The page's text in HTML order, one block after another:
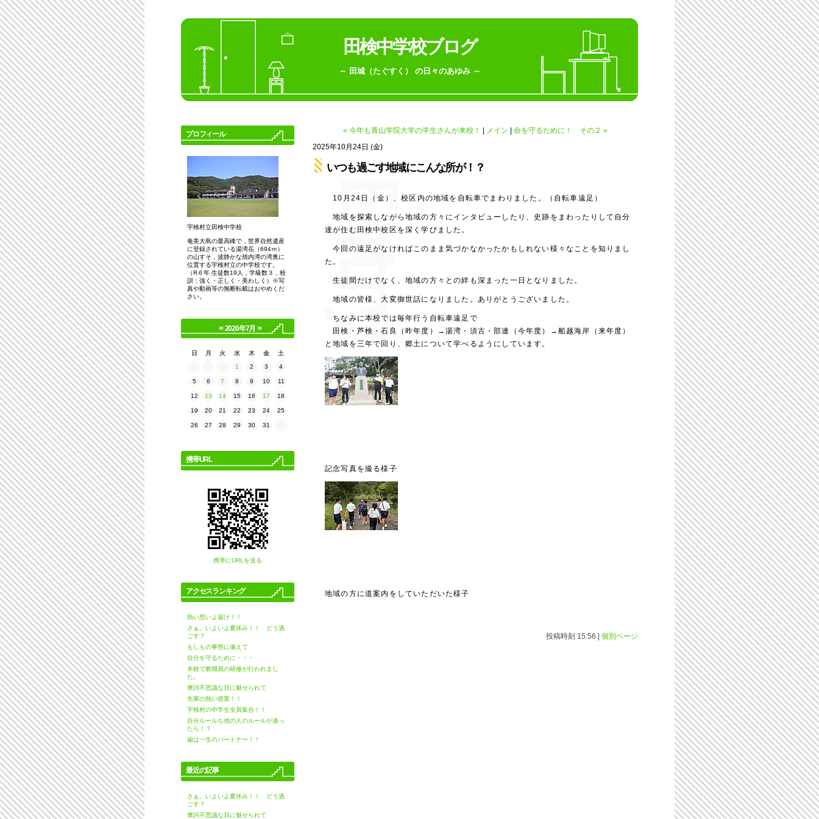
田検中学校ブログ
～ 田城（たぐすく） の日々のあゆみ ～
プロフィール
宇検村立田検中学校
奄美大島の最高峰で，世界自然遺産
に登録されている湯湾岳（694ｍ）
の山すそ，波静かな焼内湾の湾奥に
位置する宇検村立の中学校です。
（R６年 生徒数19人，学級数３，校
訓：強く・正しく・美わしく）※写
真や動画等の無断転載はおやめくだ
さい。
«2026年7月 »
日 月 火 水 木 金
土
1
2 3 4
5 6 7 8 9 10 11
12 13 14 15 16 17 18
19 20 21 22 23 24 25
26 27 28 29 30 31
携帯URL
携帯にURLを送る
アクセスランキング
熱い思いよ届け！！
さぁ、いよいよ夏休み！！ どう過
ごす？
もしもの事態に備えて
自分を守るために・・・
本校で教職員の研修が行われまし
た。
摩訶不思議な貝に魅せられて
先輩の熱い授業！！
宇検村の中学生全員集合！！
自分ルールち他の人のルールが違っ
たら！？
歯は一生のパートナー！！
最近の記事
さぁ、いよいよ夏休み！！ どう過
ごす？
摩訶不思議な貝に魅せられて
« 今年も青山学院大学の学生さんが来校！ メイン
命を守るために！ その２ »
2025年10月24日 (金)
いつも過ごす地域にこんな所が！？
10月24日（金）、校区内の地域を自転車でまわりました。（自転車遠足）
地域を探索しながら地域の方々にインタビューしたり、史跡をまわったりして自分
達が住む田検中校区を深く学びました。
今回の遠足がなければこのまま気づかなかったかもしれない様々なことを知りまし
た。
生徒間だけでなく、地域の方々との絆も深まった一日となりました。
地域の皆様、大変御世話になりました。ありがとうございました。
ちなみに本校では毎年行う自転車遠足で
田検・芦検・石良（昨年度）→湯湾・須古・部連（今年度）→船越海岸（来年度）
と地域を三年で回り、郷土について学べるようにしています。
記念写真を撮る様子
地域の方に道案内をしていただいた様子
投稿時刻 15:56 個別ページ